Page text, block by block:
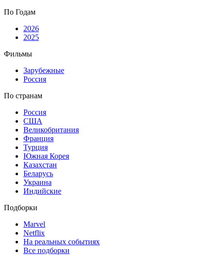
По Годам
2026
2025
Фильмы
Зарубежные
Россия
По странам
Россия
США
Великобритания
Франция
Турция
Южная Корея
Казахстан
Беларусь
Украина
Индийские
Подборки
Marvel
Netflix
На реальных событиях
Все подборки